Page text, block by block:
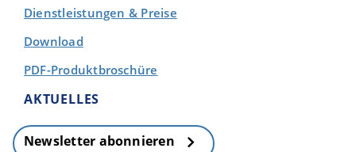
Dienstleistungen & Preise
Download
PDF-Produktbroschüre
AKTUELLES
Newsletter abonnieren